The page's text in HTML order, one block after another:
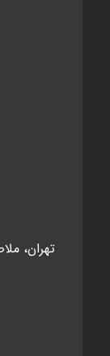
تهران،